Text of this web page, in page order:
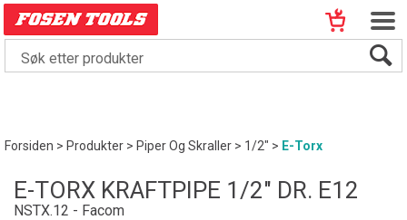
Forsiden>Produkter>Piper Og Skraller>1/2"> E-Torx
E-TORX KRAFTPIPE 1/2" DR. E12
NSTX.12 - Facom